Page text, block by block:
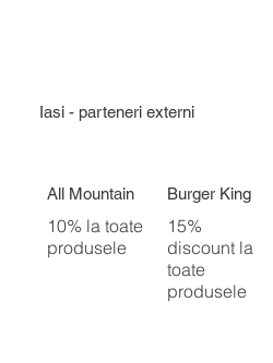
Iasi - parteneri externi
All Mountain
10% la toate
produsele
Burger King
15%
discount la
toate
produsele